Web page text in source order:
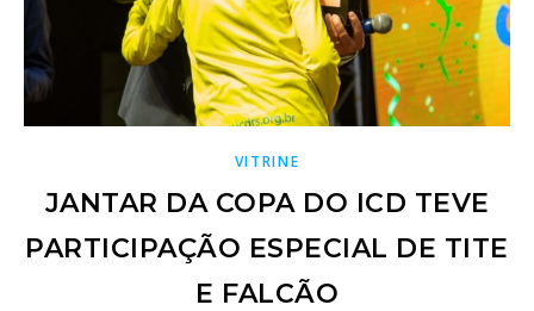
VITRINE
JANTAR DA COPA DO ICD TEVE
PARTICIPAÇÃO ESPECIAL DE TITE
E FALCÃO